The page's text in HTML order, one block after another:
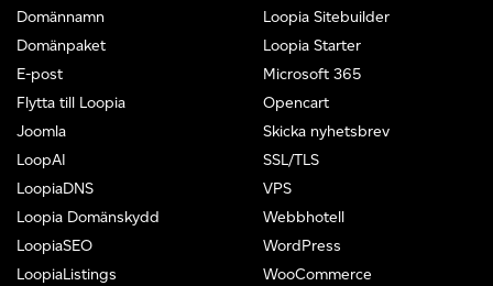
Domännamn
Domänpaket
E-post
Flytta till Loopia
Joomla
LoopAI
LoopiaDNS
Loopia Domänskydd
LoopiaSEO
LoopiaListings
Loopia Sitebuilder
Loopia Starter
Microsoft 365
Opencart
Skicka nyhetsbrev
SSL/TLS
VPS
Webbhotell
WordPress
WooCommerce